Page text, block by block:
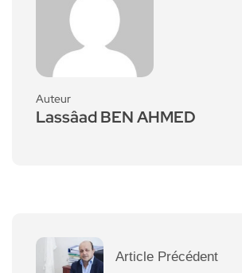
Auteur
Lassâad BEN AHMED
Article Précédent